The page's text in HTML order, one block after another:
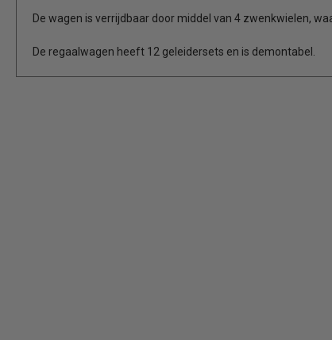
De wagen is verrijdbaar door middel van 4 zwenkwielen,
De regaalwagen heeft 12 geleidersets en is demontabel.